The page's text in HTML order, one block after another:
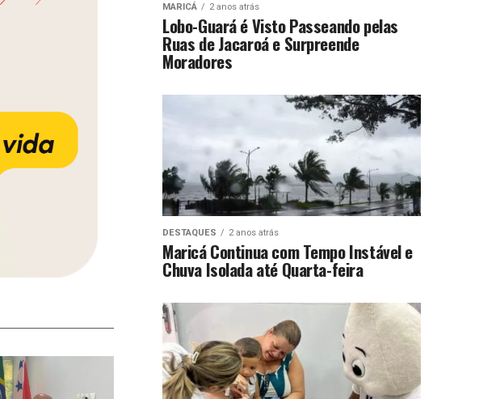
MARICÁ 2 anos atrás
Lobo-Guará é Visto Passeando pelas
Ruas de Jacaroá e Surpreende
Moradores
DESTAQUES 2 anos atrás
Maricá Continua com Tempo Instável e
Chuva Isolada até Quarta-feira